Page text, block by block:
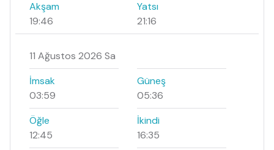
Akşam
19:46
Yatsı
21:16
11 Ağustos 2026 Sa
İmsak
03:59
Güneş
05:36
Öğle
12:45
İkindi
16:35